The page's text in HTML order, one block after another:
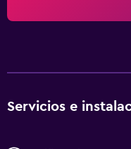
Servicios e